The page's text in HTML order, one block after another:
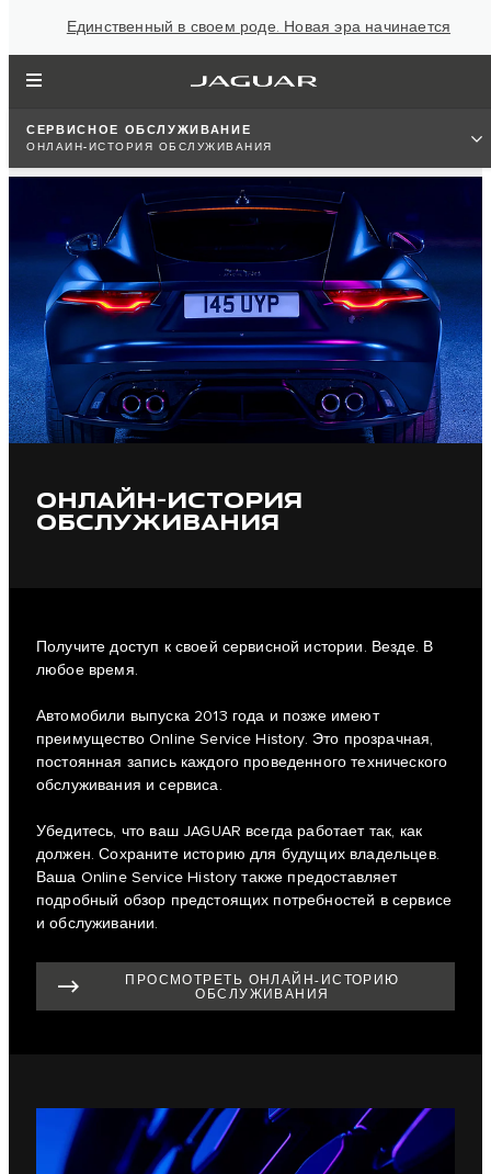
Единственный в своем роде. Новая эра начинается
СЕРВИСНОЕ ОБСЛУЖИВАНИЕ
ОНЛАЙН-ИСТОРИЯ ОБСЛУЖИВАНИЯ
ОНЛАЙН-ИСТОРИЯ
ОБСЛУЖИВАНИЯ
Получите доступ к своей сервисной истории. Везде. В
любое время.
Автомобили выпуска 2013 года и позже имеют
преимущество Online Service History. Это прозрачная,
постоянная запись каждого проведенного технического
обслуживания и сервиса.
Убедитесь, что ваш JAGUAR всегда работает так, как
должен. Сохраните историю для будущих владельцев.
Ваша Online Service History также предоставляет
подробный обзор предстоящих потребностей в сервисе
и обслуживании.
ПРОСМОТРЕТЬ ОНЛАЙН-ИСТОРИЮ
ОБСЛУЖИВАНИЯ